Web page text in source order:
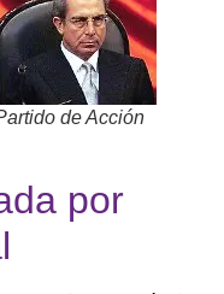
de Acción
por